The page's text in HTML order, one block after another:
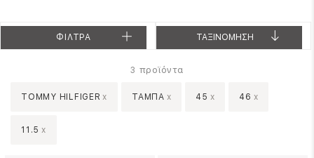
ΦΙΛΤΡΑ ΤΑΞΙΝΟΜΗΣΗ
3 προϊόντα
TOMMY HILFIGER x ΤΑΜΠΑ x 45 x 46 x
11.5 x